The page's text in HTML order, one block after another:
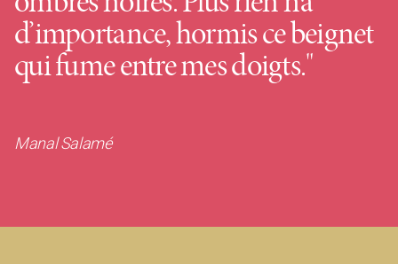
d’importance, hormis ce beignet
qui fume entre mes doigts."
Manal Salamé